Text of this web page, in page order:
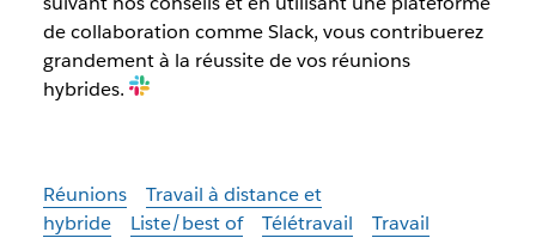
de collaboration comme Slack, vous contribuerez
grandement à la réussite de vos réunions
hybrides.
Réunions
Travail à distance et
hybride
Liste/best of Télétravail
Travail